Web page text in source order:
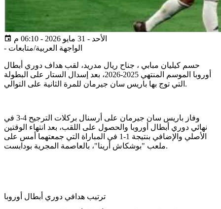
الأحد - 31 مايو 2026 - 06:10 م
- الواجهة العربية/متابعات
حسم كيليان مبابي ، جناح ريال مدريد، لقب هداف دوري أبطال
أوروبا الموسم المنتهي 2025-2026، بعد إسدال الستار على البطولة
التي توج بها باريس سان جيرمان للمرة الثانية على التوالي.
وفاز باريس سان جيرمان على أرسنال بركلات الترجيح 4-3 في
نهائي دوري أبطال أوروبا والحصول على اللقب، بعد انتهاء الوقتين
الأصلي والإضافي بنتيجة 1-1 في المباراة التي جمعتهما أمس على
ملعب "بوشكاش أرينا"، بالعاصمة المجرية بودابست.
ترتيب هدافي دوري أبطال أوروبا